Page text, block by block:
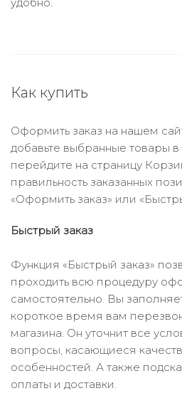
Как купить
Оформить заказ на нашем
добавьте выбранные товары в
перейдите на страницу
правильность заказанных
«Оформить заказ» или
Быстрый заказ
Функция «Быстрый заказ»
проходить всю процедуру
самостоятельно. Вы
короткое время вам
магазина. Он уточнит все
вопросы, касающиеся
особенностей. А также
оплаты и доставки.